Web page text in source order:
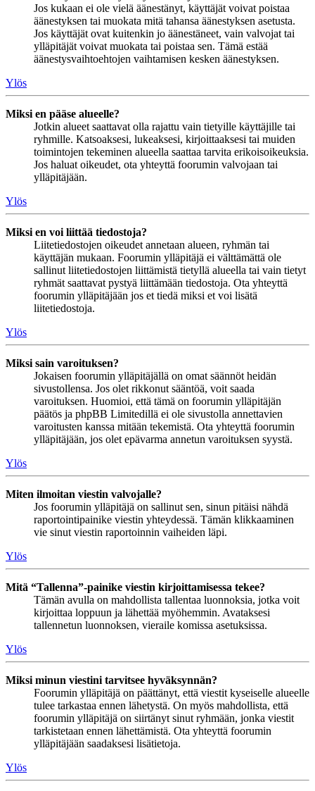
Jos kukaan ei ole vielä äänestänyt, käyttäjät voivat poistaa
äänestyksen tai muokata mitä tahansa äänestyksen asetusta.
Jos käyttäjät ovat kuitenkin jo äänestäneet, vain valvojat tai
ylläpitäjät voivat muokata tai poistaa sen. Tämä estää
äänestysvaihtoehtojen vaihtamisen kesken äänestyksen.
Ylös
Miksi en pääse alueelle?
Jotkin alueet saattavat olla rajattu vain tietyille käyttäjille tai
ryhmille. Katsoaksesi, lukeaksesi, kirjoittaaksesi tai muiden
toimintojen tekeminen alueella saattaa tarvita erikoisoikeuksia.
Jos haluat oikeudet, ota yhteyttä foorumin valvojaan tai
ylläpitäjään.
Ylös
Miksi en voi liittää tiedostoja?
Liitetiedostojen oikeudet annetaan alueen, ryhmän tai
käyttäjän mukaan. Foorumin ylläpitäjä ei välttämättä ole
sallinut liitetiedostojen liittämistä tietyllä alueella tai vain tietyt
ryhmät saattavat pystyä liittämään tiedostoja. Ota yhteyttä
foorumin ylläpitäjään jos et tiedä miksi et voi lisätä
liitetiedostoja.
Ylös
Miksi sain varoituksen?
Jokaisen foorumin ylläpitäjällä on omat säännöt heidän
sivustollensa. Jos olet rikkonut sääntöä, voit saada
varoituksen. Huomioi, että tämä on foorumin ylläpitäjän
päätös ja phpBB Limitedillä ei ole sivustolla annettavien
varoitusten kanssa mitään tekemistä. Ota yhteyttä foorumin
ylläpitäjään, jos olet epävarma annetun varoituksen syystä.
Ylös
Miten ilmoitan viestin valvojalle?
Jos foorumin ylläpitäjä on sallinut sen, sinun pitäisi nähdä
raportointipainike viestin yhteydessä. Tämän klikkaaminen
vie sinut viestin raportoinnin vaiheiden läpi.
Ylös
Mitä “Tallenna”-painike viestin kirjoittamisessa tekee?
Tämän avulla on mahdollista tallentaa luonnoksia, jotka voit
kirjoittaa loppuun ja lähettää myöhemmin. Avataksesi
tallennetun luonnoksen, vieraile komissa asetuksissa.
Ylös
Miksi minun viestini tarvitsee hyväksynnän?
Foorumin ylläpitäjä on päättänyt, että viestit kyseiselle alueelle
tulee tarkastaa ennen lähetystä. On myös mahdollista, että
foorumin ylläpitäjä on siirtänyt sinut ryhmään, jonka viestit
tarkistetaan ennen lähettämistä. Ota yhteyttä foorumin
ylläpitäjään saadaksesi lisätietoja.
Ylös